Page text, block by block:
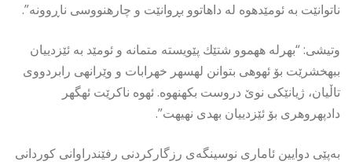
ناتوانێت به ئومێدهوه له داهاتوو بڕوانێت و چارهنووسى ناڕوونه”.
وتیشی: “بهرله ههموو شتێك پێويسته متمانه و ئومێد به ئێزدييان
ببهخشرێت بۆ ئهوهى بتوانن لهسهر خهرابات و وێرانهى رابردووى
تاڵيان، ژيانێكى نوێ دروست بكهنهوه. ئهوه ناكرێت ئهگهر
دادپهروهرى بۆ ئێزدييان بهدى نهيهت”.
بەپێی دوایین ئاماری نوسینگەی رزگارکردنی رفێندراوانی کوردانی